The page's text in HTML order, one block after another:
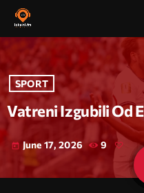
SPORT
Vatreni Izgubili Od
today June 17, 2026 9